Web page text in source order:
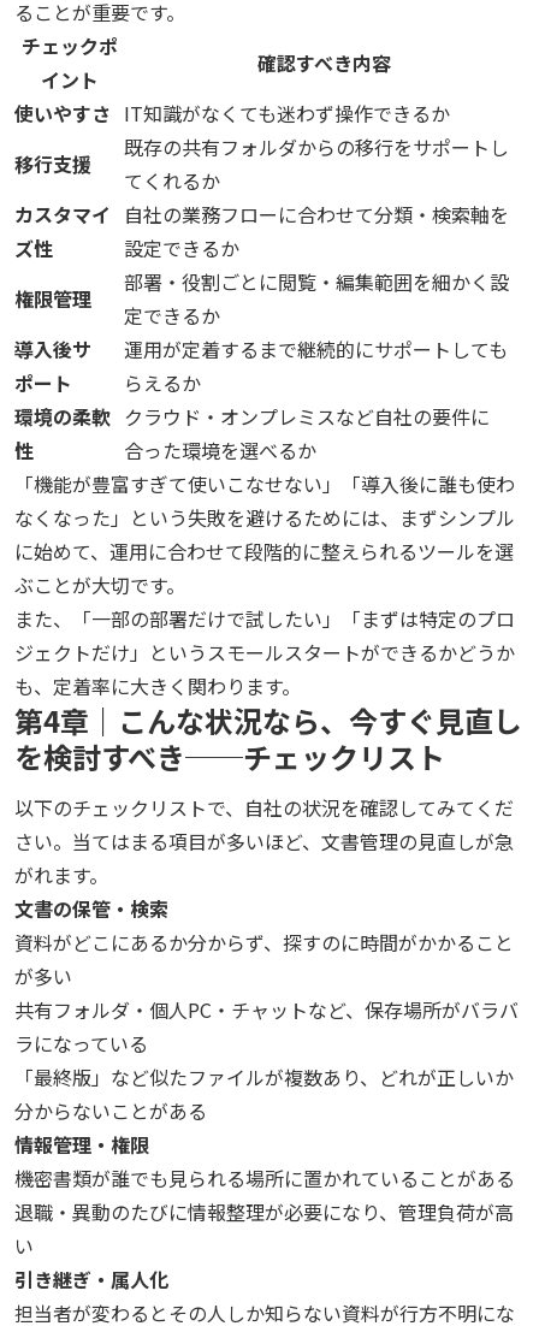
ることが重要です。
チェックポ
イント
確認すべき内容
使いやすさ IT知識がなくても迷わず操作できるか
移行支援
既存の共有フォルダからの移行をサポートし
てくれるか
カスタマイ
ズ性
自社の業務フローに合わせて分類・検索軸を
設定できるか
権限管理
部署・役割ごとに閲覧・編集範囲を細かく設
定できるか
導入後サ
ポート
運用が定着するまで継続的にサポートしても
らえるか
環境の柔軟
性
クラウド・オンプレミスなど自社の要件に
合った環境を選べるか
「機能が豊富すぎて使いこなせない」「導入後に誰も使わ
なくなった」という失敗を避けるためには、まずシンプル
に始めて、運用に合わせて段階的に整えられるツールを選
ぶことが大切です。
また、「一部の部署だけで試したい」「まずは特定のプロ
ジェクトだけ」というスモールスタートができるかどうか
も、定着率に大きく関わります。
第4章｜こんな状況なら、今すぐ見直し
を検討すべき──チェックリスト
以下のチェックリストで、自社の状況を確認してみてくだ
さい。当てはまる項目が多いほど、文書管理の見直しが急
がれます。
文書の保管・検索
資料がどこにあるか分からず、探すのに時間がかかること
が多い
共有フォルダ・個人PC・チャットなど、保存場所がバラバ
ラになっている
「最終版」など似たファイルが複数あり、どれが正しいか
分からないことがある
情報管理・権限
機密書類が誰でも見られる場所に置かれていることがある
退職・異動のたびに情報整理が必要になり、管理負荷が高
い
引き継ぎ・属人化
担当者が変わるとその人しか知らない資料が行方不明にな